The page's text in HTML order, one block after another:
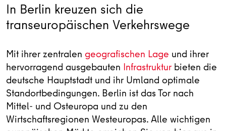
In Berlin kreuzen sich die
transeuropäischen Verkehrswege
Mit ihrer zentralen geografischen Lage und ihrer
hervorragend ausgebauten Infrastruktur bieten die
deutsche Hauptstadt und ihr Umland optimale
Standortbedingungen. Berlin ist das Tor nach
Mittel- und Osteuropa und zu den
Wirtschaftsregionen Westeuropas. Alle wichtigen